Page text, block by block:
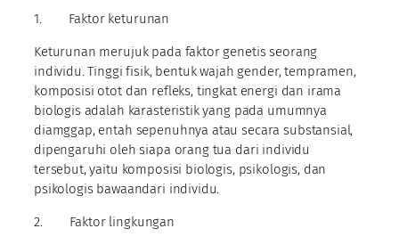
1. Faktor keturunan
Keturunan merujuk pada faktor genetis seorang
individu. Tinggi fisik, bentuk wajah gender, tempramen,
komposisi otot dan refleks, tingkat energi dan irama
biologis adalah karasteristik yang pada umumnya
diamggap, entah sepenuhnya atau secara substansial,
dipengaruhi oleh siapa orang tua dari individu
tersebut, yaitu komposisi biologis, psikologis, dan
psikologis bawaandari individu.
2. Faktor lingkungan